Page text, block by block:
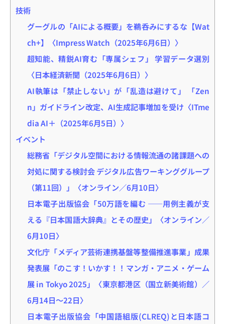
技術
グーグルの「AIによる概要」を鵜呑みにするな【Wat
ch+】〈Impress Watch（2025年6月6日）〉
超知能、精鋭AI育む「専属シェフ」 学習データ選別
〈日本経済新聞（2025年6月6日）〉
AI執筆は「禁止しない」が「乱造は避けて」 「Zen
n」ガイドライン改定、AI生成記事増加を受け〈ITme
dia AI＋（2025年6月5日）〉
イベント
総務省「デジタル空間における情報流通の諸課題への
対処に関する検討会 デジタル広告ワーキンググループ
（第11回）」〈オンライン／6月10日〉
日本電子出版協会「50万語を編む ――用例主義が支
える『日本国語大辞典』とその歴史」〈オンライン／
6月10日〉
文化庁「メディア芸術連携基盤等整備推進事業」成果
発表展「のこす！いかす！！マンガ・アニメ・ゲーム
展 in Tokyo 2025」〈東京都港区（国立新美術館）／
6月14日～22日〉
日本電子出版協会「中国語組版(CLREQ)と日本語コ